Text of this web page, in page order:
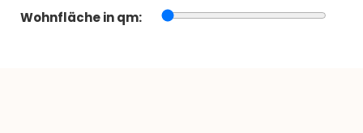
Wohnfläche in qm: